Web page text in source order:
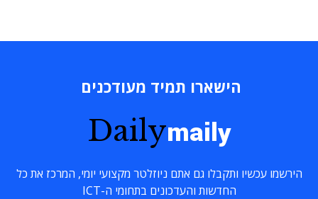
הישארו תמיד מעודכנים
Dailymaily
הירשמו עכשיו ותקבלו גם אתם ניוזלטר מקצועי יומי, המרכז את כל
החדשות והעדכונים בתחומי ה-ICT